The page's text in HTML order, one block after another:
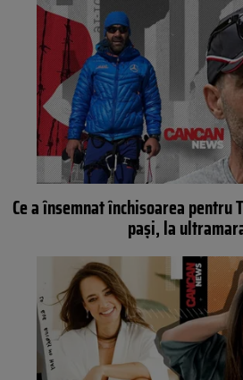
Ce a însemnat închisoarea pentru
pași, la